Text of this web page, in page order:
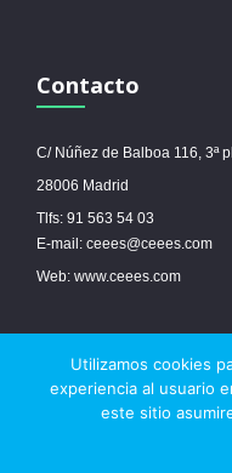
Contacto
C/ Núñez de Balboa 116, 3ª
28006 Madrid
Tlfs: 91 563 54 03
E-mail: ceees@ceees.com
Web: www.ceees.com
© 2017 Ceees - Sitio web
Utilizamos cookies
experiencia al usuario
este sitio